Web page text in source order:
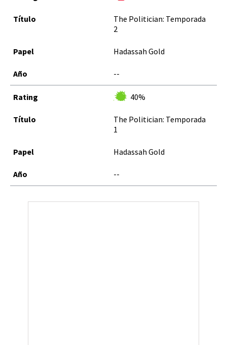
The Politician: Temporada
2
Hadassah Gold
--
40%
The Politician: Temporada
1
Hadassah Gold
--